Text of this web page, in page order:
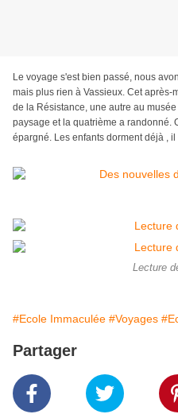
Le voyage s'est bien passé, nous
mais plus rien à Vassieux. Cet après-
de la Résistance, une autre au
paysage et la quatrième a randonné.
épargné. Les enfants dorment déjà , il
Lecture
#Ecole Immaculée #Voyages
Partager